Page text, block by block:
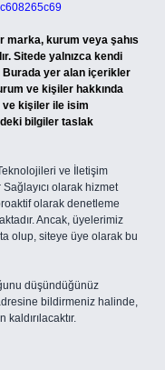
marka, kurum veya şahıs
Sitede yalnızca kendi
Burada yer alan içerikler
ve kişiler hakkında
ve kişiler ile isim
bilgiler taslak
ve İletişim
olarak hizmet
olarak denetleme
Ancak, üyelerimiz
olup, siteye üye olarak bu
düşündüğünüz
bildirmeniz halinde,